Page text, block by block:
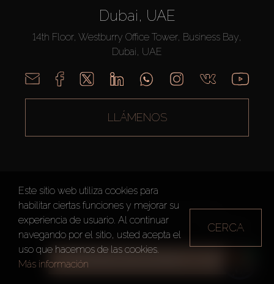
TODOS LOS FILTROS
Dubai, UAE
14th Floor, Westburry Office Tower, Business Bay,
Dubai, UAE
LLÁMENOS
AX CAPITAL ©2026 Todos los derechos reservados
Condiciones de Uso
Política de privacidad Mapa del sitio
Este sitio web utiliza cookies para
habilitar ciertas funciones y mejorar su
experiencia de usuario. Al continuar
navegando por el sitio, usted acepta el
uso que hacemos de las cookies.
Más información
CERCA